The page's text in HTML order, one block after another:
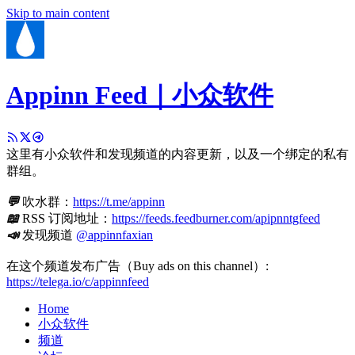
Skip to main content
Appinn Feed｜小众软件
这里有小众软件和发现频道的内容更新，以及一个绑定的私有
群组。
💬吹水群： https://t.me/appinn
📖RSS 订阅地址： https://feeds.feedburner.com/apipnntgfeed
📣发现频道 @appinnfaxian
在这个频道发布广告（Buy ads on this channel）:
https://telega.io/c/appinnfeed
Home
小众软件
频道